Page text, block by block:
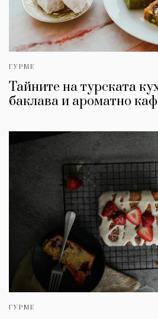
ГУРМЕ
Тайните на турската
баклава и ароматно
ГУРМЕ